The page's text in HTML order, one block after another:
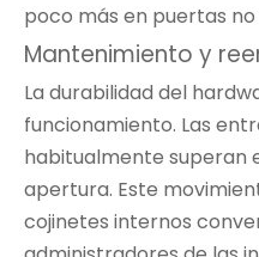
poco más en puertas
Mantenimiento y
La durabilidad del
funcionamiento. Las
habitualmente superan
apertura. Este
cojinetes internos